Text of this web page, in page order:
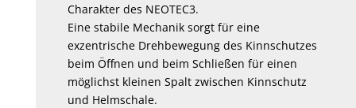
Charakter des NEOTEC3.
Eine stabile Mechanik sorgt für eine
exzentrische Drehbewegung des Kinnschutzes
beim Öffnen und beim Schließen für einen
möglichst kleinen Spalt zwischen Kinnschutz
und Helmschale.